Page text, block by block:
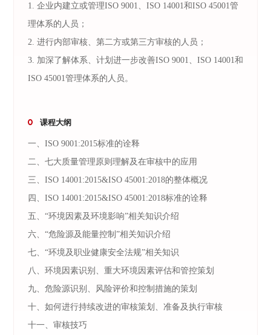
1. 企业内建立或管理ISO 9001、ISO 14001和ISO 45001管
理体系的人员；
2. 进行内部审核、第二方或第三方审核的人员；
3. 加深了解体系、计划进一步改善ISO 9001、ISO 14001和
ISO 45001管理体系的人员。
课程大纲
一、ISO 9001:2015标准的诠释
二、七大质量管理原则理解及在审核中的应用
三、ISO 14001:2015&ISO 45001:2018的整体概况
四、ISO 14001:2015&ISO 45001:2018标准的诠释
五、“环境因素及环境影响”相关知识介绍
六、“危险源及能量控制”相关知识介绍
七、“环境及职业健康安全法规”相关知识
八、环境因素识别、重大环境因素评估和管控策划
九、危险源识别、风险评价和控制措施的策划
十、如何进行持续改进的审核策划、准备及执行审核
十一、审核技巧